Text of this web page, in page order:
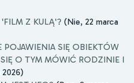
Z KULĄ'? (Nie, 22 marca
SIĘ OBIEKTÓW
O TYM MÓWIĆ RODZINIE I
2026)